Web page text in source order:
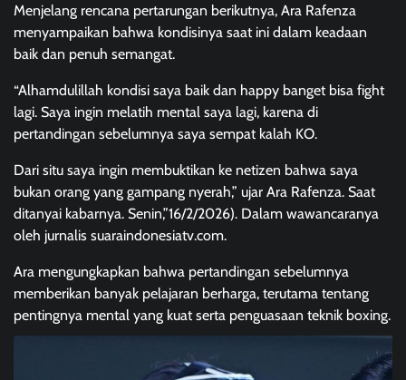
Menjelang rencana pertarungan berikutnya, Ara Rafenza
menyampaikan bahwa kondisinya saat ini dalam keadaan
baik dan penuh semangat.
“Alhamdulillah kondisi saya baik dan happy banget bisa fight
lagi. Saya ingin melatih mental saya lagi, karena di
pertandingan sebelumnya saya sempat kalah KO.
Dari situ saya ingin membuktikan ke netizen bahwa saya
bukan orang yang gampang nyerah,” ujar Ara Rafenza. Saat
ditanyai kabarnya. Senin,”16/2/2026). Dalam wawancaranya
oleh jurnalis suaraindonesiatv.com.
Ara mengungkapkan bahwa pertandingan sebelumnya
memberikan banyak pelajaran berharga, terutama tentang
pentingnya mental yang kuat serta penguasaan teknik boxing.